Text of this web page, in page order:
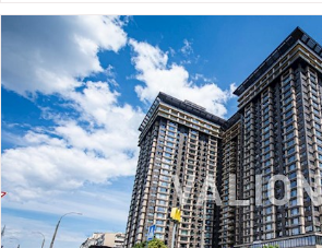
пральна та сушильна машина, бойлер.
планування включає кухню з вбудованими
закриті спальні з гардеробною кімнатою,
душевою кабіною. Якість ремонту відповідає
Квартира в одному з найбільш найбільш
комплексівд Києва ЖК Obolon Residences.
Потужна система генераторів підтримує
водопостачання та освітлення. Власна
незалежність від міських мереж. Безпека. Цілодобова охорона,
дворівневий підземний паркінг, який є
(зв'язок, вентиляція, ліфт). Інфраструктура рівня 5-ти зіркового